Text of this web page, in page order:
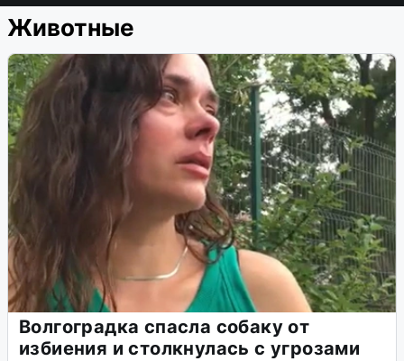
Животные
Волгоградка спасла собаку от
избиения и столкнулась с угрозами